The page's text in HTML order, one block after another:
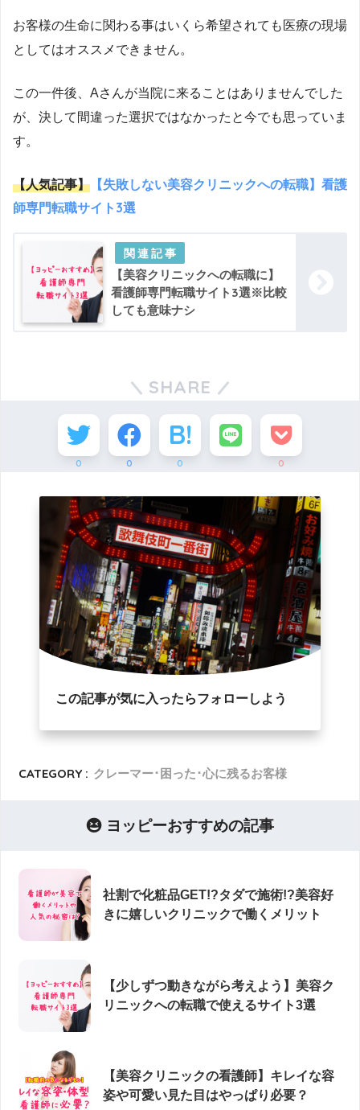
お客様の生命に関わる事はいくら希望されても医療の現場
としてはオススメできません。
この一件後、Aさんが当院に来ることはありませんでした
が、決して間違った選択ではなかったと今でも思っていま
す。
【人気記事】 【失敗しない美容クリニックへの転職】看護
師専門転職サイト3選
【美容クリニックへの転職に】
看護師専門転職サイト3選※比較
しても意味ナシ
SHARE
0 0 0 0
この記事が気に入ったらフォローしよう
CATEGORY : クレーマー･困った･心に残るお客様
ヨッピーおすすめの記事
社割で化粧品GET!?タダで施術!?美容好
きに嬉しいクリニックで働くメリット
【少しずつ動きながら考えよう】美容ク
リニックへの転職で使えるサイト3選
【美容クリニックの看護師】キレイな容
姿や可愛い見た目はやっぱり必要？